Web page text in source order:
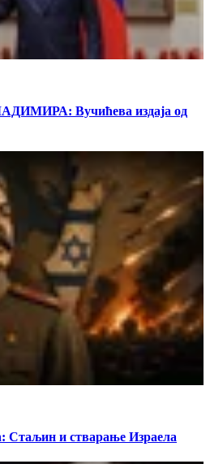
Вучићева издаја од
Стаљин и стварање Израела